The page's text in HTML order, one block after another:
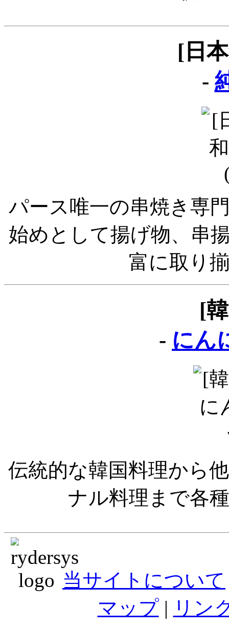
[日
-
パース唯一の串焼き専
始めとして揚げ物、串
富に取り
[
- にん
伝統的な韓国料理から
ナル料理まで各
当サイトについて
マップ| リン